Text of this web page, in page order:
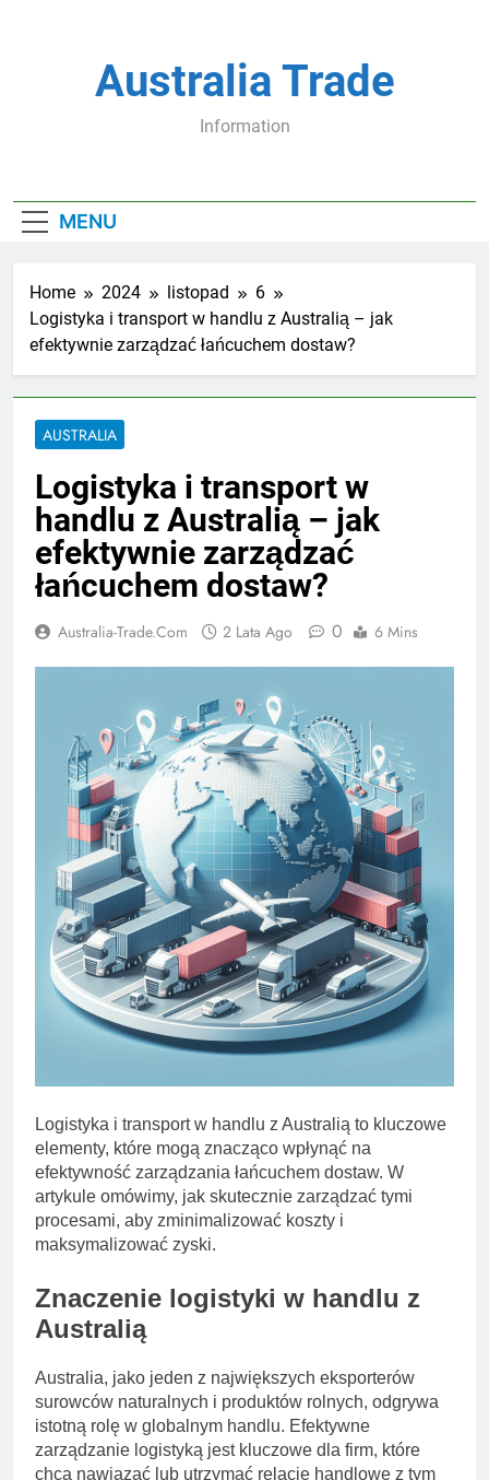
Australia Trade
Information
MENU
Home 2024 listopad
6
Logistyka i transport w handlu z Australią – jak
efektywnie zarządzać łańcuchem dostaw?
AUSTRALIA
Logistyka i transport w
handlu z Australią – jak
efektywnie zarządzać
łańcuchem dostaw?
Australia-Trade.com 2 Lata Ago 0 6 Mins
Logistyka i transport w handlu z Australią to kluczowe
elementy, które mogą znacząco wpłynąć na
efektywność zarządzania łańcuchem dostaw. W
artykule omówimy, jak skutecznie zarządzać tymi
procesami, aby zminimalizować koszty i
maksymalizować zyski.
Znaczenie logistyki w handlu z
Australią
Australia, jako jeden z największych eksporterów
surowców naturalnych i produktów rolnych, odgrywa
istotną rolę w globalnym handlu. Efektywne
zarządzanie logistyką jest kluczowe dla firm, które
chcą nawiązać lub utrzymać relacje handlowe z tym